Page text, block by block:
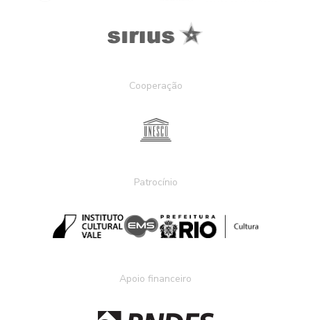
Cooperação
Patrocínio
Apoio financeiro